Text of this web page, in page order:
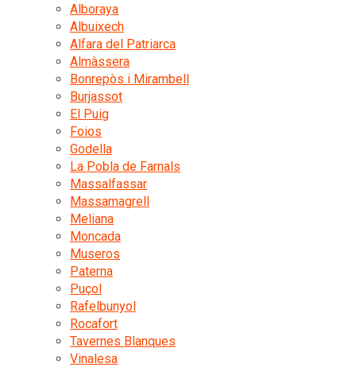
Alboraya
Albuixech
Alfara del Patriarca
Almàssera
Bonrepòs i Mirambell
Burjassot
El Puig
Foios
Godella
La Pobla de Farnals
Massalfassar
Massamagrell
Meliana
Moncada
Museros
Paterna
Puçol
Rafelbunyol
Rocafort
Tavernes Blanques
Vinalesa